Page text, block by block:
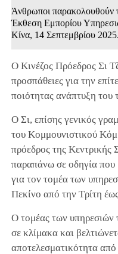
Άνθρωποι παρακολουθούν
Έκθεση Εμπορίου
Κίνα, 14 Σεπτεμβρίου
Ο Κινέζος Πρόεδρος Σι
προσπάθειες για την
ποιότητας ανάπτυξη του
Ο Σι, επίσης γενικός
του Κομμουνιστικού
πρόεδρος της Κεντρικής
παραπάνω σε οδηγία που
για τον τομέα των
Πεκίνο από την Τρίτη
Ο τομέας των υπηρεσιών
σε κλίμακα και
αποτελεσματικότητα